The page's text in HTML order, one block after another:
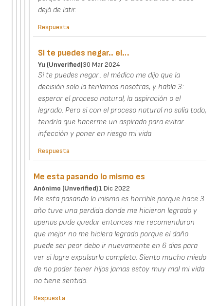
dejó de latir.
Respuesta
Si te puedes negar.. el…
Yu (unverified)30 Mar 2024
Si te puedes negar.. el médico me dijo que la
decisión solo la teníamos nosotras, y había 3:
esperar el proceso natural, la aspiración o el
legrado. Pero si con el proceso natural no salía todo,
tendría que hacerme un aspirado para evitar
infección y poner en riesgo mi vida
Respuesta
Me esta pasando lo mismo es
Anónimo (unverified)1 Dic 2022
Me esta pasando lo mismo es horrible porque hace 3
año tuve una perdida donde me hicieron legrado y
apenas pude quedar entonces me recomendaron
que mejor no me hiciera legrado porque el daño
puede ser peor debo ir nuevamente en 6 dias para
ver si logre expulsarlo completo. Siento mucho miedo
de no poder tener hijos jamas estoy muy mal mi vida
no tiene sentido.
Respuesta